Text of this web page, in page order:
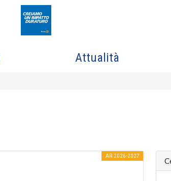
Attualità
AR 2026-2027